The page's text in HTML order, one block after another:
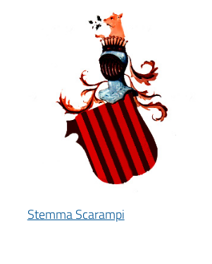
Stemma Scarampi